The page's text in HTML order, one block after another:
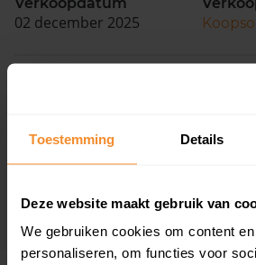
Toestemming Details
Deze website maakt gebruik van
We gebruiken cookies om content
personaliseren, om functies voor
02 december 2025
96 m2 375 m2